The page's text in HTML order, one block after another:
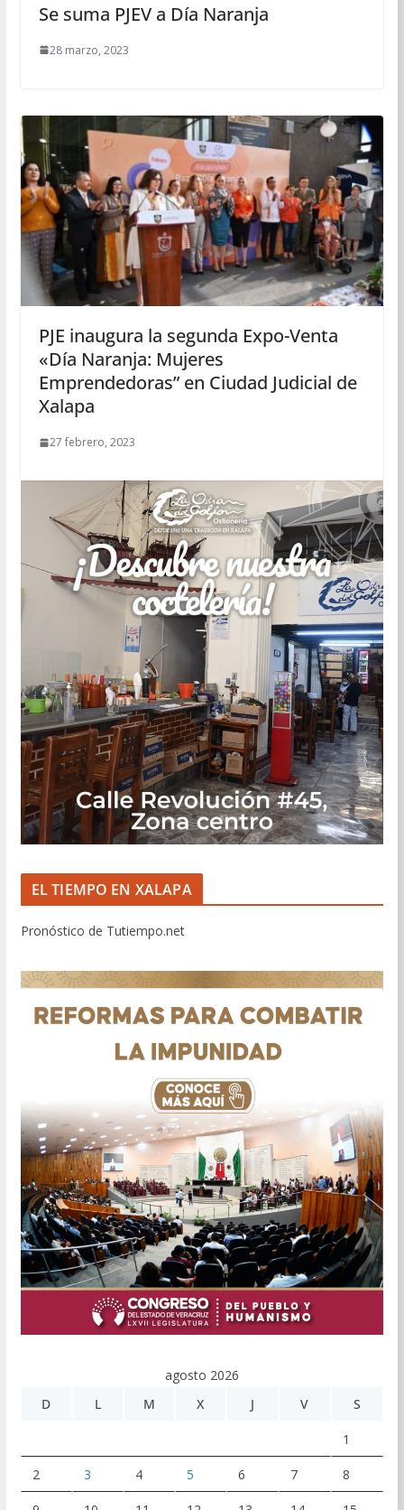
Se suma PJEV a Día Naranja
28 marzo, 2023
PJE inaugura la segunda Expo-Venta
«Día Naranja: Mujeres
Emprendedoras” en Ciudad Judicial de
Xalapa
27 febrero, 2023
EL TIEMPO EN XALAPA
Pronóstico de Tutiempo.net
agosto 2026
D
L M X J V S
1
2 3 4 5 6 7 8